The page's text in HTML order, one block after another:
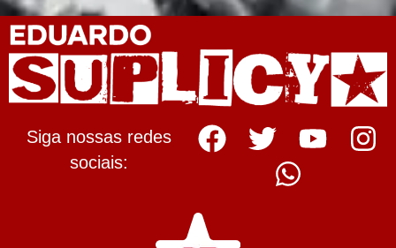
Siga nossas redes
sociais: